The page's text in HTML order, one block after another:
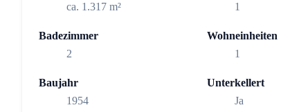
ca. 1.317 m²
1
Badezimmer
2
Wohneinheiten
1
Baujahr
1954
Unterkellert
Ja